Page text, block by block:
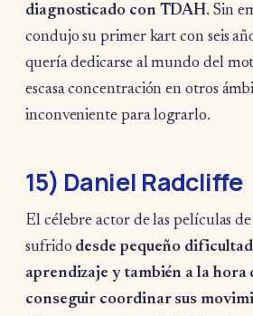
diagnosticado con TDAH. Sin
condujo su primer kart con seis
quería dedicarse al mundo del
escasa concentración en otros
inconveniente para lograrlo.
15) Daniel Radcliffe
El célebre actor de las películas de
sufrido desde pequeño
aprendizaje y también a la hora
conseguir coordinar sus